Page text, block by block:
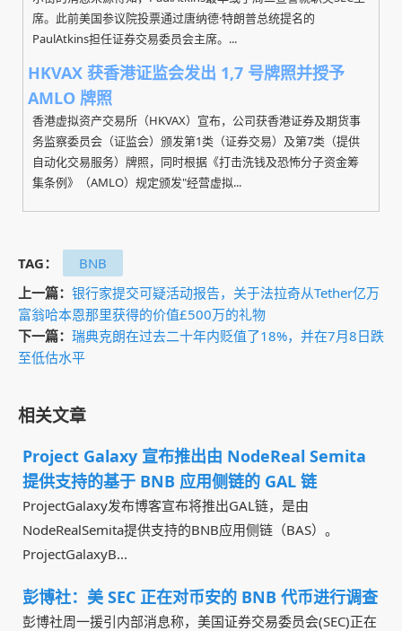
席。此前美国参议院投票通过唐纳德·特朗普总统提名的
PaulAtkins担任证券交易委员会主席。...
HKVAX 获香港证监会发出 1,7 号牌照并授予
AMLO 牌照
香港虚拟资产交易所（HKVAX）宣布，公司获香港证券及期货事
务监察委员会（证监会）颁发第1类（证券交易）及第7类（提供
自动化交易服务）牌照，同时根据《打击洗钱及恐怖分子资金筹
集条例》（AMLO）规定颁发"经营虚拟...
TAG：
BNB
上一篇： 银行家提交可疑活动报告，关于法拉奇从Tether亿万
富翁哈本恩那里获得的价值£500万的礼物
下一篇： 瑞典克朗在过去二十年内贬值了18%，并在7月8日跌
至低估水平
相关文章
Project Galaxy 宣布推出由 NodeReal Semita
提供支持的基于 BNB 应用侧链的 GAL 链
ProjectGalaxy发布博客宣布将推出GAL链，是由
NodeRealSemita提供支持的BNB应用侧链（BAS）。
ProjectGalaxyB...
彭博社：美 SEC 正在对币安的 BNB 代币进行调查
彭博社周一援引内部消息称，美国证券交易委员会(SEC)正在